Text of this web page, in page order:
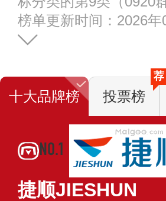
榜单更新时间：2026
十大品牌榜 投票榜
荐
NO.1
捷顺JIESHUN